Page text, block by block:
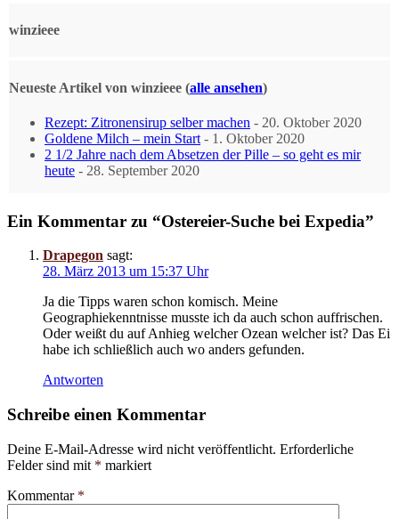
change
winzieee
Neueste Artikel von winzieee (alle ansehen)
Rezept: Zitronensirup selber machen - 20. Oktober 2020
Goldene Milch – mein Start - 1. Oktober 2020
2 1/2 Jahre nach dem Absetzen der Pille – so geht es mir
heute - 28. September 2020
Ein Kommentar zu “Ostereier-Suche bei Expedia”
Drapegon sagt:
28. März 2013 um 15:37 Uhr
Ja die Tipps waren schon komisch. Meine
Geographiekenntnisse musste ich da auch schon auffrischen.
Oder weißt du auf Anhieg welcher Ozean welcher ist? Das Ei
habe ich schließlich auch wo anders gefunden.
Antworten
Schreibe einen Kommentar
Deine E-Mail-Adresse wird nicht veröffentlicht. Erforderliche
Felder sind mit * markiert
Kommentar *